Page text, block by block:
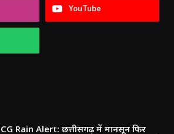
YouTube
CG Rain Alert: छत्तीसगढ़ में मानसून फिर